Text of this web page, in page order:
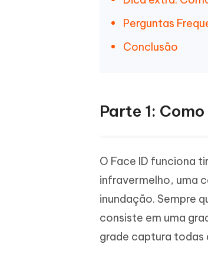
Perguntas
Conclusão
Parte 1:
O Face ID funciona
infravermelho, uma
inundação. Sempre
consiste em uma
grade captura todas